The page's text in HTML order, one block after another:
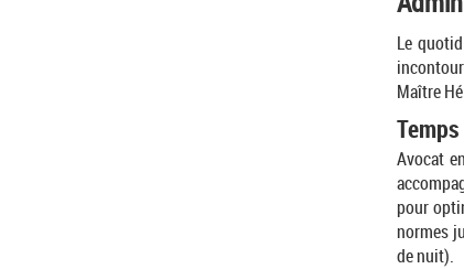
Le
Maître
Avocat
pour
normes
de nuit).